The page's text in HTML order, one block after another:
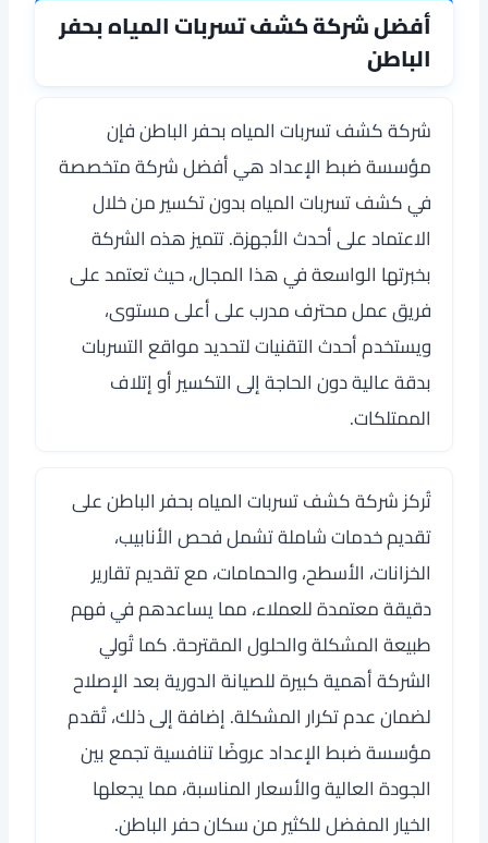
أفضل شركة كشف تسربات المياه بحفر
الباطن
شركة كشف تسربات المياه بحفر الباطن فإن
مؤسسة ضبط الإعداد هي أفضل شركة متخصصة
في كشف تسربات المياه بدون تكسير من خلال
الاعتماد على أحدث الأجهزة. تتميز هذه الشركة
بخبرتها الواسعة في هذا المجال، حيث تعتمد على
فريق عمل محترف مدرب على أعلى مستوى،
ويستخدم أحدث التقنيات لتحديد مواقع التسربات
بدقة عالية دون الحاجة إلى التكسير أو إتلاف
الممتلكات.
تُركز شركة كشف تسربات المياه بحفر الباطن على
تقديم خدمات شاملة تشمل فحص الأنابيب،
الخزانات، الأسطح، والحمامات، مع تقديم تقارير
دقيقة معتمدة للعملاء، مما يساعدهم في فهم
طبيعة المشكلة والحلول المقترحة. كما تُولي
الشركة أهمية كبيرة للصيانة الدورية بعد الإصلاح
لضمان عدم تكرار المشكلة. إضافة إلى ذلك، تُقدم
مؤسسة ضبط الإعداد عروضًا تنافسية تجمع بين
الجودة العالية والأسعار المناسبة، مما يجعلها
الخيار المفضل للكثير من سكان حفر الباطن.